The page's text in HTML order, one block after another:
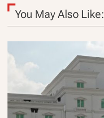
You May Also Like: